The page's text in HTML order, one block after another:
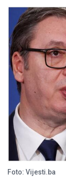
Foto: Vijesti.ba